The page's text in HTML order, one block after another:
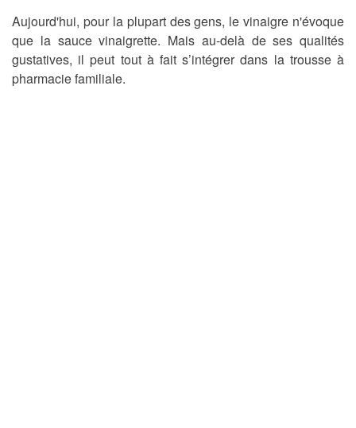
Aujourd'hui, pour la plupart des gens, le vinaigre n'évoque
que la sauce vinaigrette. Mais au-delà de ses qualités
gustatives, il peut tout à fait s’intégrer dans la trousse à
pharmacie familiale.